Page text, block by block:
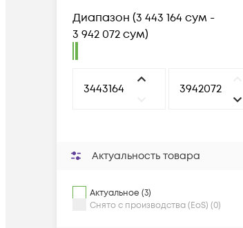
Диапазон (3 443 164 сум -
3 942 072 сум)
Актуальность товара
Актуальное (3)
Снято с производства (EoS) (0)